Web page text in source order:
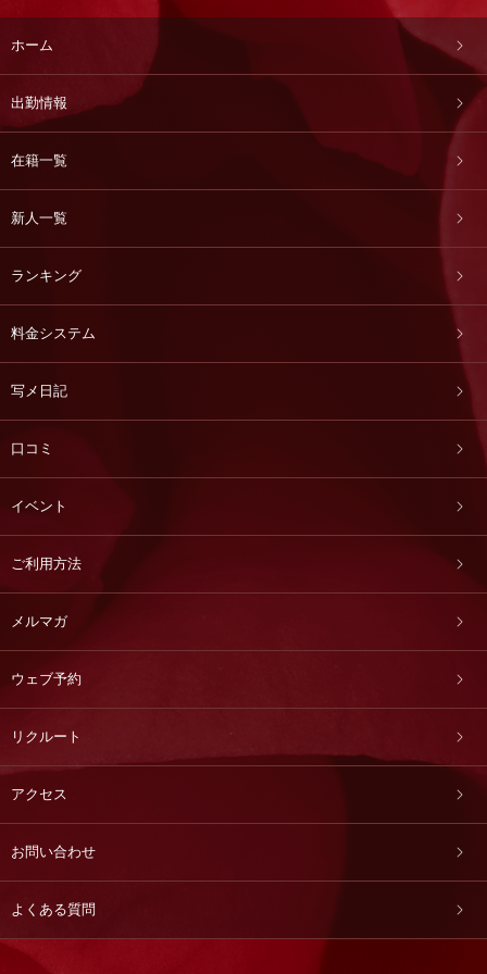
ホーム
出勤情報
在籍一覧
新人一覧
ランキング
料金システム
写メ日記
口コミ
イベント
ご利用方法
メルマガ
ウェブ予約
リクルート
アクセス
お問い合わせ
よくある質問